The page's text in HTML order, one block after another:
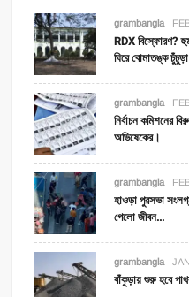
grambangla
RDX বিস্ফোরণ?
ঘিরে বোমাতঙ্ক
grambangla
নির্বাচন কমিশনের
অভিষেকের।
grambangla
হাওড়া পুরসভা
গেলো জীবন…
grambangla
বাঁকুড়ায় শুরু হবে